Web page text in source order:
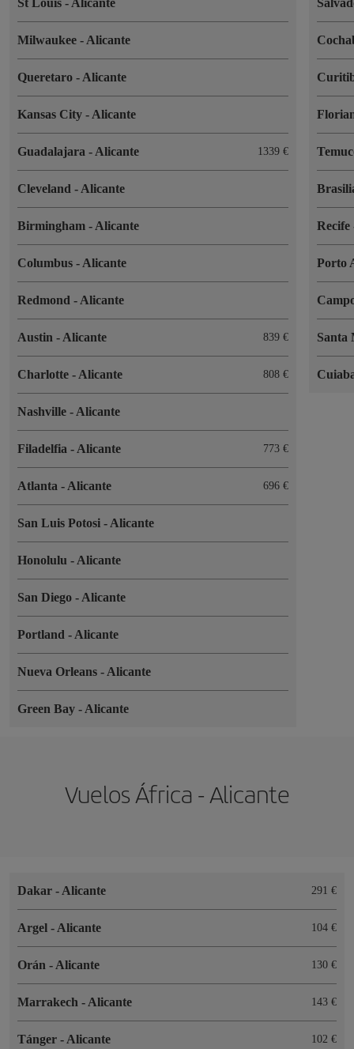
Milwaukee - Alicante
Queretaro - Alicante
Kansas City - Alicante
Guadalajara - Alicante 1339 €
Cleveland - Alicante
Birmingham - Alicante
Columbus - Alicante
Redmond - Alicante
Austin - Alicante 839 €
Charlotte - Alicante 808 €
Nashville - Alicante
Filadelfia - Alicante 773 €
Atlanta - Alicante 696 €
San Luis Potosi - Alicante
Honolulu - Alicante
San Diego - Alicante
Portland - Alicante
Nueva Orleans - Alicante
Green Bay - Alicante
Recife
Porto
Vuelos África - Alicante
Dakar - Alicante 291 €
Argel - Alicante 104 €
Orán - Alicante 130 €
Marrakech - Alicante 143 €
Tánger - Alicante 102 €